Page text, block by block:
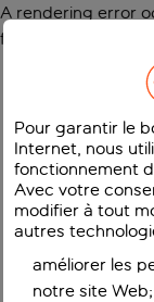
A rendering error
function
Pour garantir le
Internet, nous
fonctionnement
Avec votre
modifier à tout
autres
améliorer les
notre site Web;